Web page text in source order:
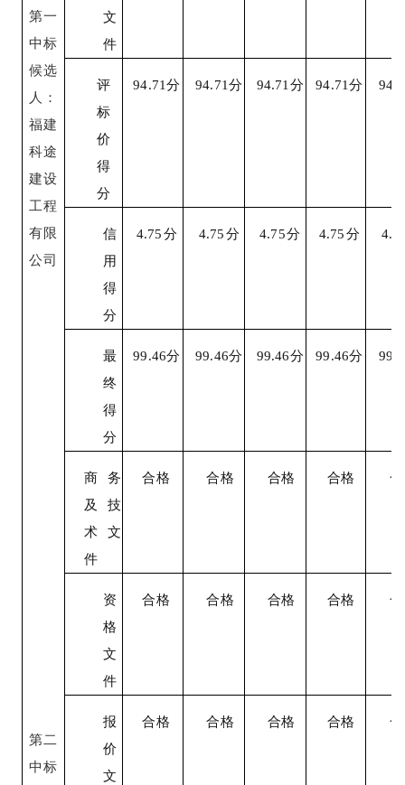
第一
中标
候选
人：
福建
科途
建设
工程
有限
公司
文
件
评
标
价
得
分
94.71分 94.71分 94.71 分 94.71分
信
用
得
分
4.75分 4.75分 4.75分 4.75分 4.
最
终
得
分
99.46分 99.46分 99.46分 99.46分
第二
中标
商务
及技
术文
件
合格 合格 合格 合格
资
格
文
件
合格 合格 合格 合格
报
价
文
合格 合格 合格 合格